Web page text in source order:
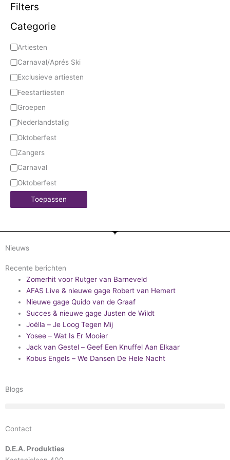
Filters
Categorie
Artiesten
Carnaval/Aprés Ski
Exclusieve artiesten
Feestartiesten
Groepen
Nederlandstalig
Oktoberfest
Zangers
Carnaval
Oktoberfest
Toepassen
Nieuws
Recente berichten
Zomerhit voor Rutger van Barneveld
AFAS Live & nieuwe gage Robert van Hemert
Nieuwe gage Quido van de Graaf
Succes & nieuwe gage Justen de Wildt
Joëlla – Je Loog Tegen Mij
Yosee – Wat Is Er Mooier
Jack van Gestel – Geef Een Knuffel Aan Elkaar
Kobus Engels – We Dansen De Hele Nacht
Blogs
Contact
D.E.A. Produkties